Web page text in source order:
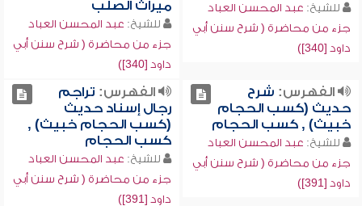
للشيخ: عبد المحسن العباد
جزء من محاضرة ( شرح سنن أبي
داود [340])
ميراث الصلب
للشيخ: عبد المحسن العباد
جزء من محاضرة ( شرح سنن أبي
داود [340])
الفهرس: شرح
حديث (كسب الحجام
خبيث) , كسب الحجام
للشيخ: عبد المحسن العباد
جزء من محاضرة ( شرح سنن أبي
داود [391])
الفهرس: تراجم
رجال إسناد حديث
(كسب الحجام خبيث) ,
كسب الحجام
للشيخ: عبد المحسن العباد
جزء من محاضرة ( شرح سنن أبي
داود [391])